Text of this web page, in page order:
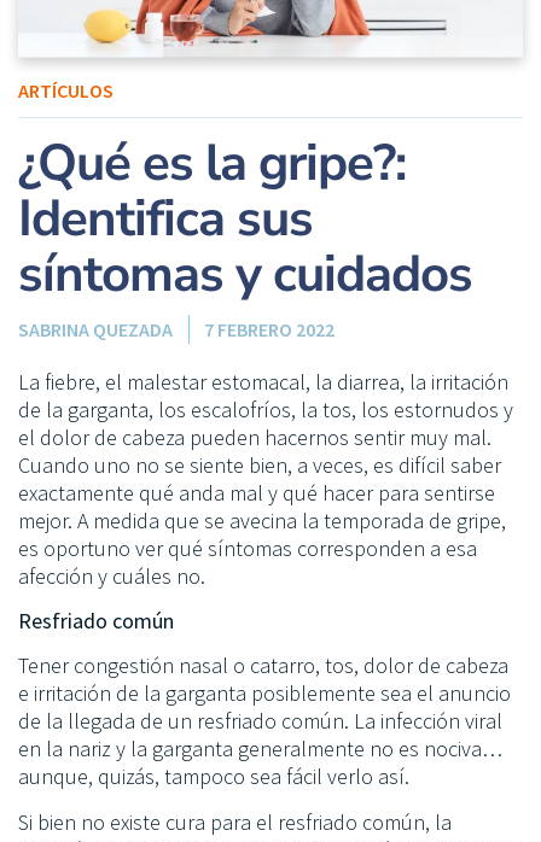
ARTÍCULOS
¿Qué es la gripe?:
Identifica sus
síntomas y cuidados
SABRINA QUEZADA 7 FEBRERO 2022
La fiebre, el malestar estomacal, la diarrea, la irritación
de la garganta, los escalofríos, la tos, los estornudos y
el dolor de cabeza pueden hacernos sentir muy mal.
Cuando uno no se siente bien, a veces, es difícil saber
exactamente qué anda mal y qué hacer para sentirse
mejor. A medida que se avecina la temporada de gripe,
es oportuno ver qué síntomas corresponden a esa
afección y cuáles no.
Resfriado común
Tener congestión nasal o catarro, tos, dolor de cabeza
e irritación de la garganta posiblemente sea el anuncio
de la llegada de un resfriado común. La infección viral
en la nariz y la garganta generalmente no es nociva…
aunque, quizás, tampoco sea fácil verlo así.
Si bien no existe cura para el resfriado común, la